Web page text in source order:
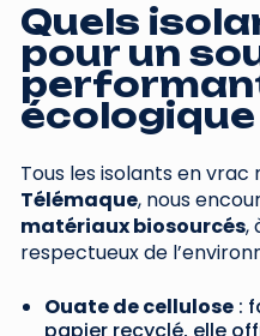
Quels
pour un
écologique
Tous les isolants en vrac
Télémaque, nous
matériaux biosourcés,
respectueux de
Ouate de cellulose :